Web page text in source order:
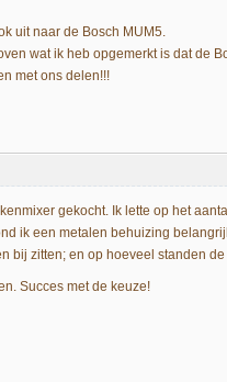
uit naar de Bosch MUM5.
wat ik heb opgemerkt is dat de
met ons delen!!!
gekocht. Ik lette op het
ik een metalen behuizing
bij zitten; en op hoeveel standen
Succes met de keuze!